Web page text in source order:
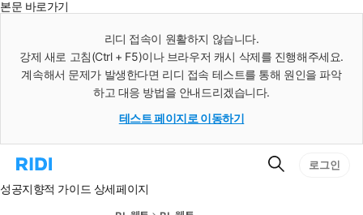
본문 바로가기
리디 접속이 원활하지 않습니다.
강제 새로 고침(Ctrl + F5)이나 브라우저 캐시 삭제를 진행해주세요.
계속해서 문제가 발생한다면 리디 접속 테스트를 통해 원인을 파악
하고 대응 방법을 안내드리겠습니다.
테스트 페이지로 이동하기
리
홈
검
로그인
성공지향적 가이드 상세페이지